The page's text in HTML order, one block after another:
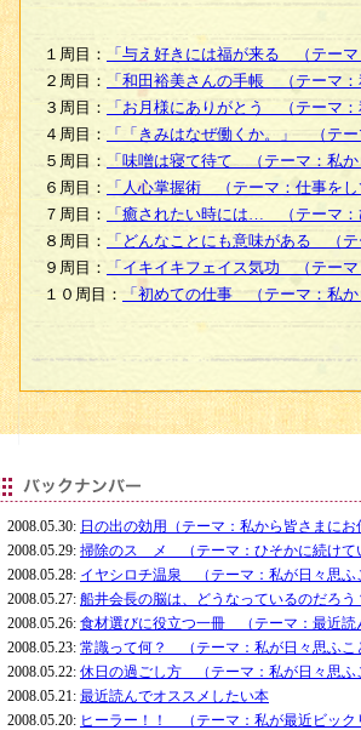
１周目：
「与え好きには福が来る （テーマ
２周目：
「和田裕美さんの手帳 （テーマ
３周目：
「お月様にありがとう （テーマ
４周目：
「「きみはなぜ働くか。」 （テ
５周目：
「味噌は寝て待て （テーマ：私
６周目：
「人心掌握術 （テーマ：仕事をし
７周目：
「癒されたい時には… （テーマ：
８周目：
「どんなことにも意味がある （テ
９周目：
「イキイキフェイス気功 （テー
１０周目：
「初めての仕事 （テーマ：私か
2008.05.30: 日の出の効用（テーマ：私から皆さまにお
2008.05.29: 掃除のスゝメ （テーマ：ひそかに続けて
2008.05.28: イヤシロチ温泉 （テーマ：私が日々思ふ
2008.05.27: 船井会長の脳は、どうなっているのだろ
2008.05.26: 食材選びに役立つ一冊 （テーマ：最近読
2008.05.23: 常識って何？ （テーマ：私が日々思ふこ
2008.05.22: 休日の過ごし方 （テーマ：私が日々思ふ
2008.05.21: 最近読んでオススメしたい本
2008.05.20: ヒーラー！！ （テーマ：私が最近ビック